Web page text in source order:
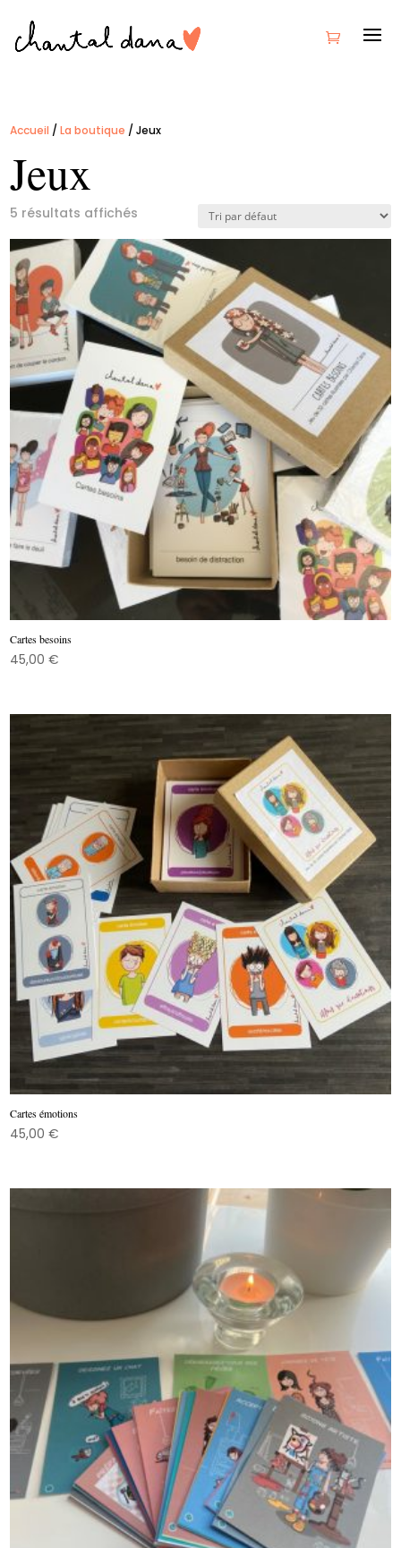
Accueil /La boutique / Jeux
Jeux
5 résultats affichés
Cartes besoins
45,00€
Cartes émotions
45,00€